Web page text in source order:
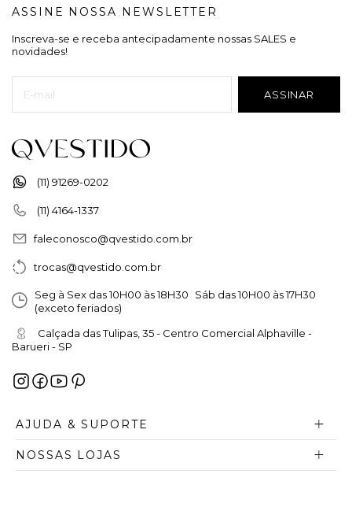
(11) 91269-0202
(11) 4164-1337
faleconosco@qvestido.com.br
trocas@qvestido.com.br
Seg à Sex das 10H00 às 18H30 Sáb das 10H00 às 17H30
(exceto feriados)
Calçada das Tulipas, 35 - Centro Comercial Alphaville -
Barueri - SP
AJUDA & SUPORTE
NOSSAS LOJAS
ASSINE NOSSA NEWSLETTER
Inscreva-se e receba antecipadamente nossas SALES e
novidades!